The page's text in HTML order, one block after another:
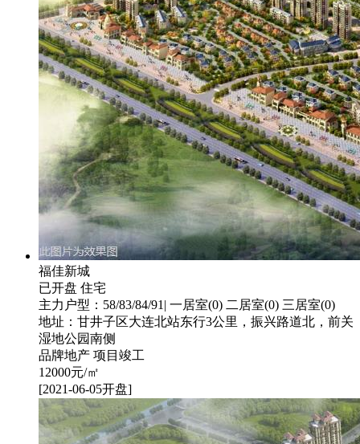
福佳新城
已开盘 住宅
主力户型：58/83/84/91| 一居室(0) 二居室(0) 三居室(0)
地址：甘井子区大连北站东行3公里，振兴路道北，前关
湿地公园南侧
品牌地产 项目竣工
12000元/㎡
[2021-06-05开盘]